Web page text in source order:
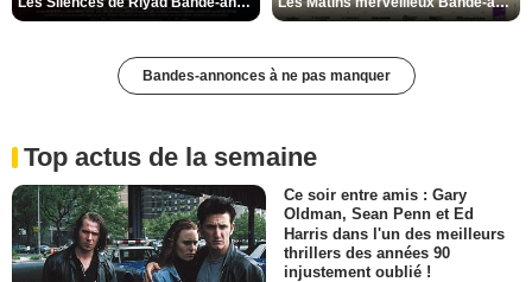
Bandes-annonces à ne pas manquer
Top actus de la semaine
Ce soir entre amis : Gary
Oldman, Sean Penn et Ed
Harris dans l'un des meilleurs
thrillers des années 90
injustement oublié !